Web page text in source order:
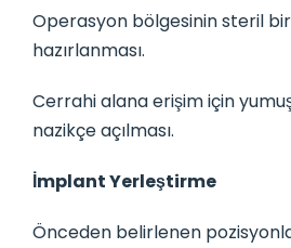
Operasyon bölgesinin steril
hazırlanması.
Cerrahi alana erişim için
nazikçe açılması.
İmplant Yerleştirme
Önceden belirlenen